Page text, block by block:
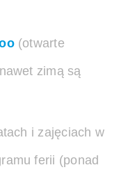
(otwarte
zimą są
i zajęciach w
ferii (ponad